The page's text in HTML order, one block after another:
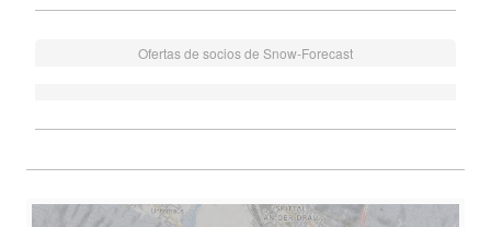
Ofertas de socios de Snow-Forecast